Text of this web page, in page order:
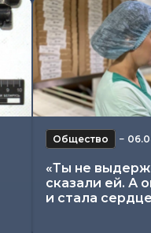
Общество −
«Ты не
сказали ей. А
и стала